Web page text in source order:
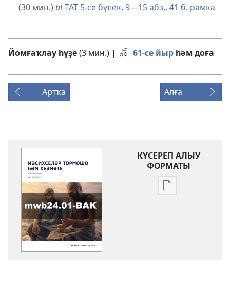
(30 мин.) bt-TAT 5-се бүлек, 9—15 абз., 41 б. рамка
Йомғаҡлау һүҙе(3 мин.) | 61-се йыр һәм доға
Артҡа Алға
КҮСЕРЕП АЛЫУ
ФОРМАТЫ
Баҫмаларҙы